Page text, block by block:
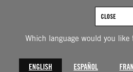
Which language would you like
ENGLISH ESPAÑOL
CLOSE